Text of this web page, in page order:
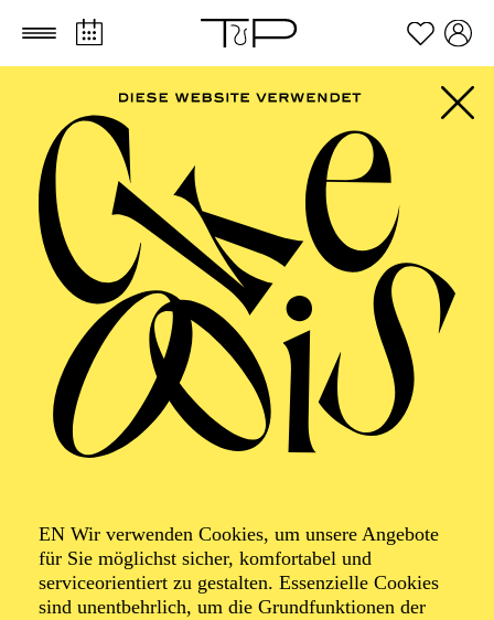
Zum Hauptinhalt springen Zum Footer springen
EN Wir verwenden Cookies, um unsere Angebote
für Sie möglichst sicher, komfortabel und
serviceorientiert zu gestalten. Essenzielle Cookies
sind unentbehrlich, um die Grundfunktionen der
OPERA, AALTO
BALLETT ESSEN
Öffentliche
Theater­führung